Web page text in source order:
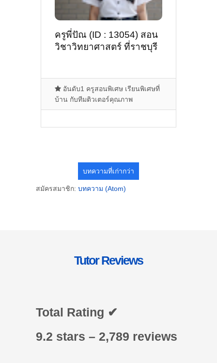
ครูพี่ปัณ (ID : 13054) สอน
วิชาวิทยาศาสตร์ ที่ราชบุรี
อันดับ1 ครูสอนพิเศษ เรียนพิเศษที่
บ้าน กับทีมติวเตอร์คุณภาพ
บทความที่เก่ากว่า
สมัครสมาชิก: บทความ (Atom)
Tutor Reviews
Total Rating ✔
9.2 stars – 2,789 reviews